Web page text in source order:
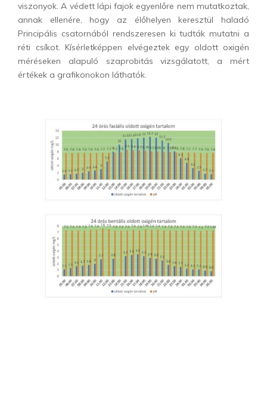
viszonyok. A védett lápi fajok egyenlőre nem mutatkoztak,
annak ellenére, hogy az élőhelyen keresztül haladó
Principális csatornából rendszeresen ki tudták mutatni a
réti csíkot. Kísérletképpen elvégeztek egy oldott oxigén
méréseken alapuló szaprobitás vizsgálatott, a mért
értékek a grafikonokon láthatók.